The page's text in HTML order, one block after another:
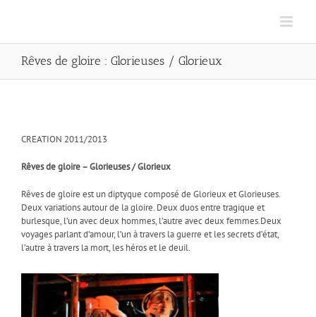
Rêves de gloire : Glorieuses / Glorieux
CREATION 2011/2013
Rêves de gloire – Glorieuses / Glorieux
Rêves de gloire est un diptyque composé de Glorieux et Glorieuses.
Deux variations autour de la gloire. Deux duos entre tragique et
burlesque, l’un avec deux hommes, l’autre avec deux femmes.Deux
voyages parlant d’amour, l’un à travers la guerre et les secrets d’état,
l’autre à travers la mort, les héros et le deuil.